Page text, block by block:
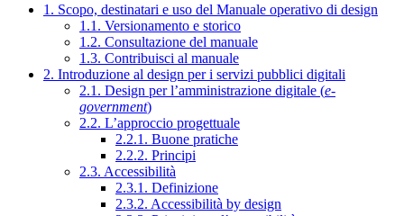
1. Scopo, destinatari e uso del Manuale operativo di design
1.1. Versionamento e storico
1.2. Consultazione del manuale
1.3. Contribuisci al manuale
2. Introduzione al design per i servizi pubblici digitali
2.1. Design per l’amministrazione digitale (e-
government)
2.2. L’approccio progettuale
2.2.1. Buone pratiche
2.2.2. Principi
2.3. Accessibilità
2.3.1. Definizione
2.3.2. Accessibilità by design